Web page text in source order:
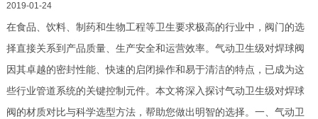
2019-01-24
在食品、饮料、制药和生物工程等卫生要求极高的行业中，阀门的选
择直接关系到产品质量、生产安全和运营效率。气动卫生级对焊球阀
因其卓越的密封性能、快速的启闭操作和易于清洁的特点，已成为这
些行业管道系统的关键控制元件。本文将深入探讨气动卫生级对焊球
阀的材质对比与科学选型方法，帮助您做出明智的选择。一、气动卫